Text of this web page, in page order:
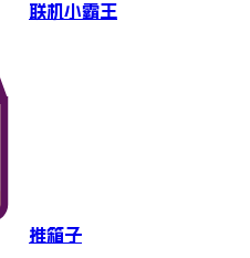
联机小霸王
推箱子